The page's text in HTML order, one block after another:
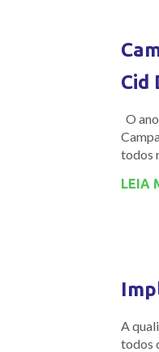
Cid
O
todos
LEIA
A
todos